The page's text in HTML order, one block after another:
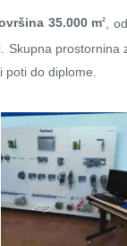
35.000 m2 ,
Skupna prostornina
poti do diplome.